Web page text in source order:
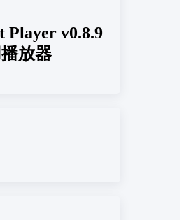
Player v0.8.9
放器